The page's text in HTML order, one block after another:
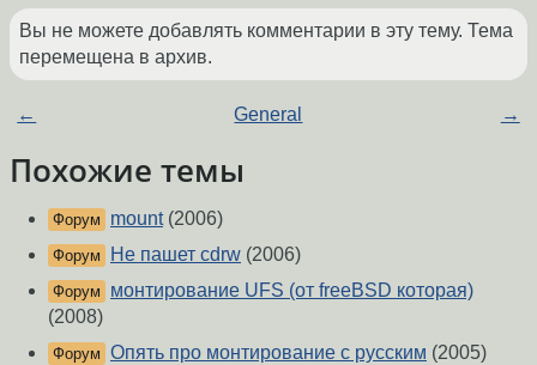
Вы не можете добавлять комментарии в эту тему. Тема
перемещена в архив.
← General →
Похожие темы
Форум mount(2006)
Форум Не пашет cdrw (2006)
Форум
монтирование UFS (от freeBSD которая)
(2008)
Форум Опять про монтирование с русским (2005)